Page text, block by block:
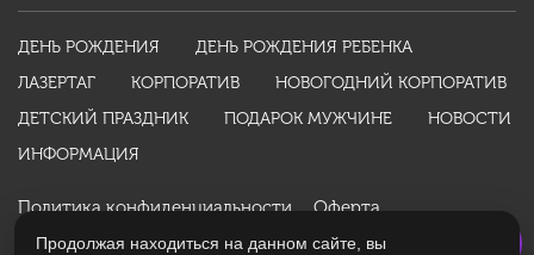
Продолжая находиться на данном сайте, вы
ДЕНЬ РОЖДЕНИЯ
ДЕНЬ РОЖДЕНИЯ РЕБЕНКА
ЛАЗЕРТАГ
КОРПОРАТИВ
НОВОГОДНИЙ КОРПОРАТИВ
ДЕТСКИЙ ПРАЗДНИК
ПОДАРОК МУЖЧИНЕ
НОВОСТИ
ИНФОРМАЦИЯ
Политика конфиденциальности
Оферта
Разработано студиейWebKingв 2016 году